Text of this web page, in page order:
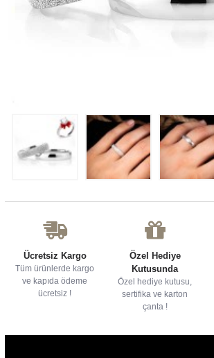
Ücretsiz Kargo
Tüm ürünlerde kargo
ve kapıda ödeme
ücretsiz !
Özel Hediye
Kutusunda
Özel hediye kutusu,
sertifika ve karton
çanta !